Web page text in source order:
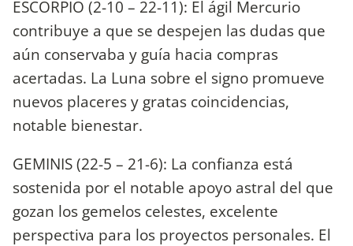
ESCORPIO (2-10 – 22-11): El ágil Mercurio
contribuye a que se despejen las dudas que
aún conservaba y guía hacia compras
acertadas. La Luna sobre el signo promueve
nuevos placeres y gratas coincidencias,
notable bienestar.
GEMINIS (22-5 – 21-6): La confianza está
sostenida por el notable apoyo astral del que
gozan los gemelos celestes, excelente
perspectiva para los proyectos personales. El